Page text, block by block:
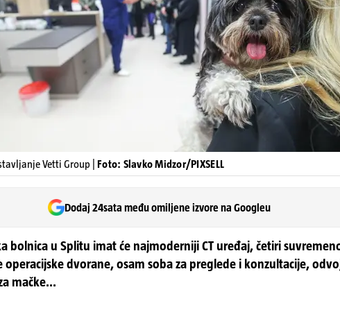
Vetti Group | Foto: Slavko Midzor/PIXSELL
Dodaj 24sata među omiljene izvore na Googleu
bolnica u Splitu imat će najmoderniji CT uređaj, četiri
operacijske dvorane, osam soba za preglede i konzultacije,
mačke...